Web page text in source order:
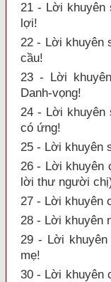
21 - Lời khuyên
lợi!
22 - Lời khuyên
cầu!
23 - Lời
Danh-vọng!
24 - Lời khuyên
có ứng!
25 - Lời khuyên
26 - Lời khuyên
lời thư người
27 - Lời khuyên
28 - Lời khuyên
29 - Lời
mẹ!
30 - Lời khuyên